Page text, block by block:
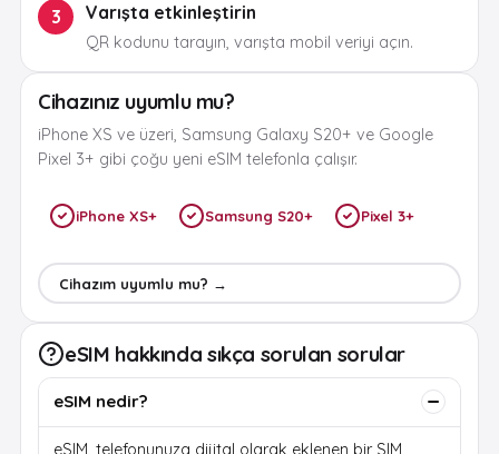
3 Varışta etkinleştirin
QR kodunu tarayın, varışta mobil veriyi açın.
Cihazınız uyumlu mu?
iPhone XS ve üzeri, Samsung Galaxy S20+ ve Google
Pixel 3+ gibi çoğu yeni eSIM telefonla çalışır.
iPhone XS+ Samsung S20+ Pixel 3+
Cihazım uyumlu mu? →
eSIM hakkında sıkça sorulan sorular
eSIM nedir?
eSIM, telefonunuza dijital olarak eklenen bir SIM